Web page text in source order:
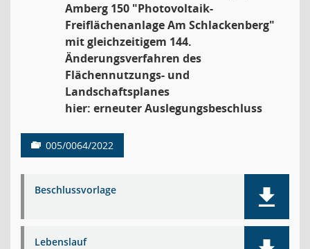
Amberg 150 "Photovoltaik-
Freiflächenanlage Am Schlackenberg"
mit gleichzeitigem 144.
Änderungsverfahren des
Flächennutzungs- und
Landschaftsplanes
hier: erneuter Auslegungsbeschluss
005/0064/2022
Beschlussvorlage
Lebenslauf